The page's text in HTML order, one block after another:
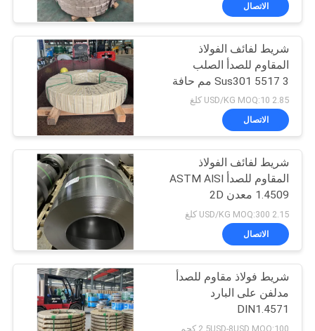
الاتصال
شريط لفائف الفولاذ
المقاوم للصدأ الصلب
Sus301 5517 3 مم حافة
مشقوقة 10 مم
2.85 USD/KG MOQ:10 كلغ
الاتصال
شريط لفائف الفولاذ
المقاوم للصدأ ASTM AISI
1.4509 معدن 2D
SUH409L
2.15 USD/KG MOQ:300 كلغ
الاتصال
شريط فولاذ مقاوم للصدأ
مدلفن على البارد
DIN1.4571
2.5USD-8USD MOQ:100 كجم